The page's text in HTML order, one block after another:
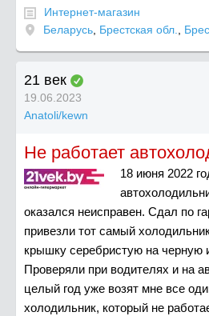
Интернет-магазин
Беларусь Брестская обл.
21 век
19.06.2023
Anatoli/kewn
Не работает
18 июня 2022
оказался неисправен. Сдал по
привезли тот самый
крышку серебристую на черную
Проверяли при водителях и на
целый год уже возят мне все
холодильник, который не